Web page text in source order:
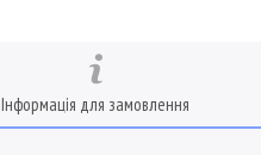
Інформація для замовлення